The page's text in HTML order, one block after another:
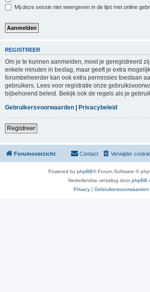
Mij deze sessie niet weergeven in de lijst met online
REGISTREER
Om je te kunnen aanmelden, moet je geregistreerd
enkele minuten in beslag, maar geeft je extra
forumbeheerder kan ook extra permissies toestaan
gebruikers. Lees voor registratie onze
bijbehorend beleid. Bekijk ook de regels als je
Gebruikersvoorwaarden | Privacybeleid
Registreer
Forumoverzicht Verwijder
Contact
Powered by phpBB® Forum Software ©
Nederlandse vertaling door
Privacy | Gebruikersvoorwaarden